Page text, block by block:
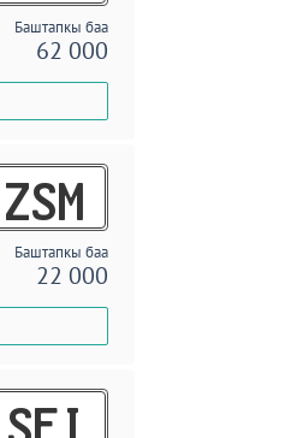
Баштапкы баа
62 000
ZSM
Баштапкы баа
22 000
SEI